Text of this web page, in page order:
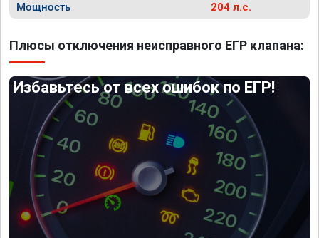
Мощность 204 л.с.
Плюсы отключения неисправного ЕГР клапана:
Избавьтесь от всех ошибок по ЕГР!